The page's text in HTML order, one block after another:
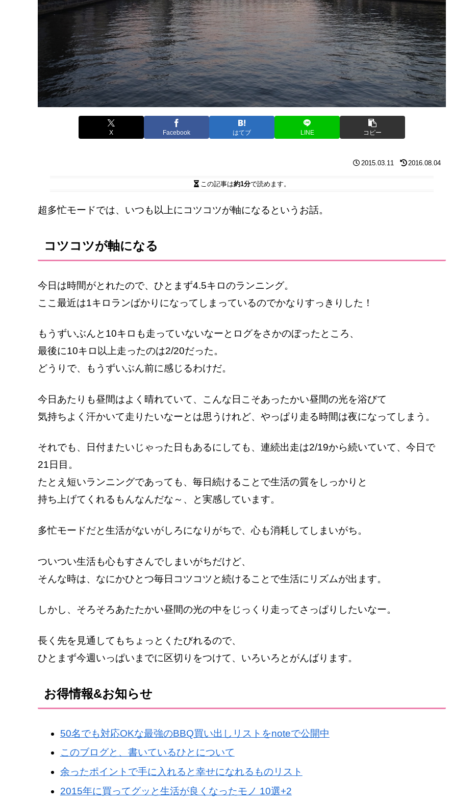
X Facebook はてブ LINE コピー
2015.03.11 2016.08.04
この記事は約1分で読めます。
超多忙モードでは、いつも以上にコツコツが軸になるというお話。
コツコツが軸になる
今日は時間がとれたので、ひとまず4.5キロのランニング。
ここ最近は1キロランばかりになってしまっているのでかなりすっきりした！
もうずいぶんと10キロも走っていないなーとログをさかのぼったところ、
最後に10キロ以上走ったのは2/20だった。
どうりで、もうずいぶん前に感じるわけだ。
今日あたりも昼間はよく晴れていて、こんな日こそあったかい昼間の光を浴びて
気持ちよく汗かいて走りたいなーとは思うけれど、やっぱり走る時間は夜になってしまう。
それでも、日付またいじゃった日もあるにしても、連続出走は2/19から続いていて、今日で
21日目。
たとえ短いランニングであっても、毎日続けることで生活の質をしっかりと
持ち上げてくれるもんなんだな～、と実感しています。
多忙モードだと生活がないがしろになりがちで、心も消耗してしまいがち。
ついつい生活も心もすさんでしまいがちだけど、
そんな時は、なにかひとつ毎日コツコツと続けることで生活にリズムが出ます。
しかし、そろそろあたたかい昼間の光の中をじっくり走ってさっぱりしたいなー。
長く先を見通してもちょっとくたびれるので、
ひとまず今週いっぱいまでに区切りをつけて、いろいろとがんばります。
お得情報&お知らせ
50名でも対応OKな最強のBBQ買い出しリストをnoteで公開中
このブログと、書いているひとについて
余ったポイントで手に入れると幸せになれるものリスト
2015年に買ってグッと生活が良くなったモノ 10選+2